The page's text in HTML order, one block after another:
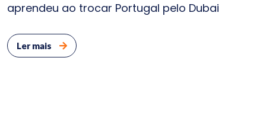
aprendeu ao trocar Portugal pelo Dubai
Ler mais